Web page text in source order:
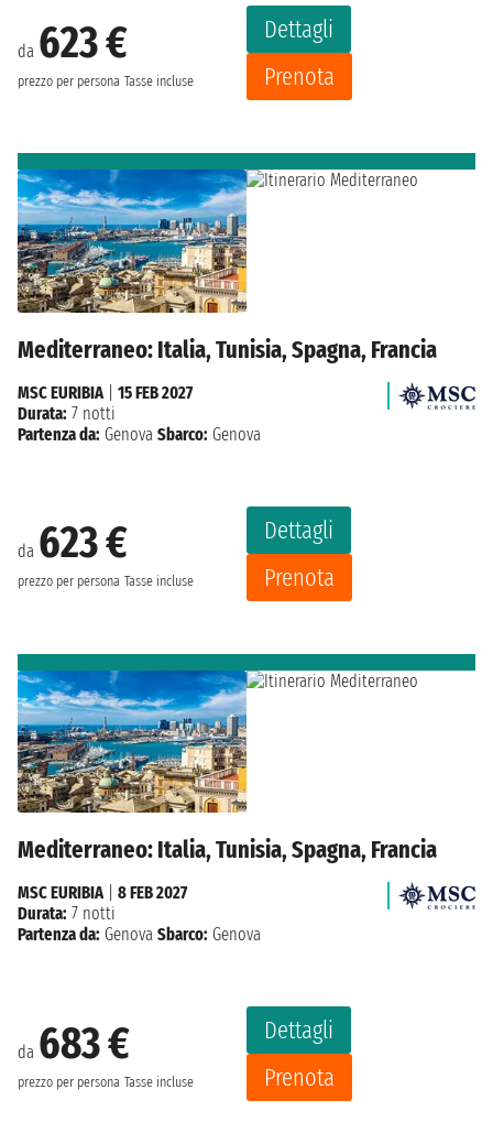
da 623 €
prezzo per persona Tasse incluse
Dettagli
Prenota
Mediterraneo: Italia, Tunisia, Spagna, Francia
da 623 €
prezzo per persona Tasse incluse
Dettagli
Prenota
MSC EURIBIA
15 FEB 2027
Durata: 7 notti
Partenza da: Genova Sbarco: Genova
Mediterraneo: Italia, Tunisia, Spagna, Francia
da 683 €
prezzo per persona Tasse incluse
Dettagli
Prenota
MSC EURIBIA| 8 FEB 2027
Durata: 7 notti
Partenza da: Genova Sbarco: Genova